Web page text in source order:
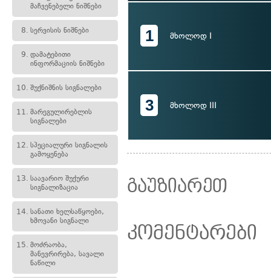
მაჩვენებელი ნიშნები
8. სერვისის ნიშნები
9. დამატებითი
ინფორმაციის ნიშნები
10. შუქნიშნის სიგნალები
11. მარეგულირებლის
სიგნალები
12. სპეციალური სიგნალის
გამოყენება
13. საავარიო შუქური
სიგნალიზაცია
14. სანათი ხელსაწყოები,
ხმოვანი სიგნალი
15. მოძრაობა,
მანევრირება, სავალი
ნაწილი
1 მხოლოდ I
3 მხოლოდ III
გაუზიარეთ
კომენტარები